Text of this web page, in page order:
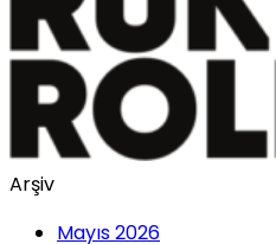
Arşiv
Mayıs 2026